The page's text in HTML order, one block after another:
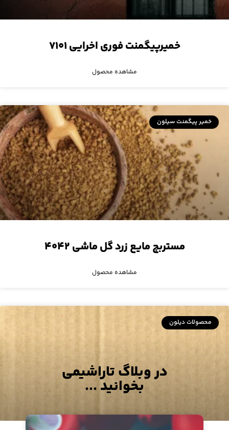
خمیرپیگمنت فوری اخرایی ۷۱۰۱
مشاهده محصول
خمیر پیگمنت سیلون
مستربچ مایع زرد گل ماشی ۴۰۴۲
مشاهده محصول
محصولات دیلون
در وبلاگ تاراشیمی
بخوانید ...